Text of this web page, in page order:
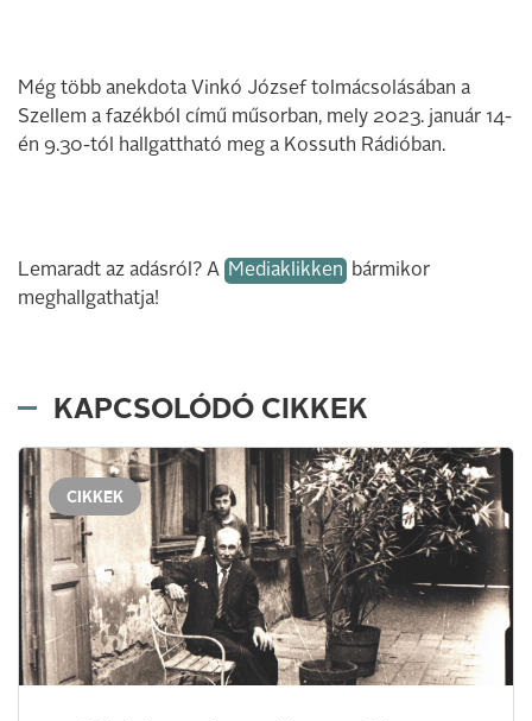
Még több anekdota Vinkó József tolmácsolásában a
Szellem a fazékból című műsorban, mely 2023. január 14-
én 9.30-tól hallgattható meg a Kossuth Rádióban.
Lemaradt az adásról? A Mediaklikken
bármikor
meghallgathatja!
KAPCSOLÓDÓ CIKKEK
CIKKEK